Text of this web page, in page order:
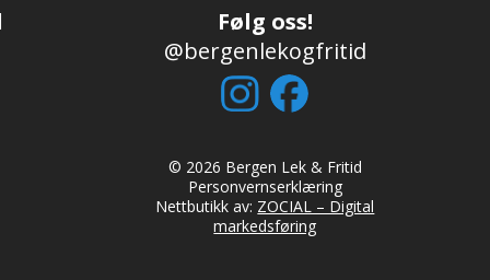
Følg oss!
@bergenlekogfritid
© 2026 Bergen Lek & Fritid
Personvernserklæring
Nettbutikk av: ZOCIAL – Digital
markedsføring